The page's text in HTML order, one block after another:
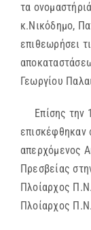
τα
κ.Νικόδημο,
επιθεωρήσει
Γεωργίου
Επίσης την
επισκέφθηκαν
απερχόμενος
Πρεσβείας
Πλοίαρχος
Πλοίαρχος